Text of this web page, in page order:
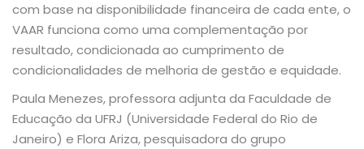
com base na disponibilidade financeira de cada ente, o
VAAR funciona como uma complementação por
resultado, condicionada ao cumprimento de
condicionalidades de melhoria de gestão e equidade.
Paula Menezes, professora adjunta da Faculdade de
Educação da UFRJ (Universidade Federal do Rio de
Janeiro) e Flora Ariza, pesquisadora do grupo